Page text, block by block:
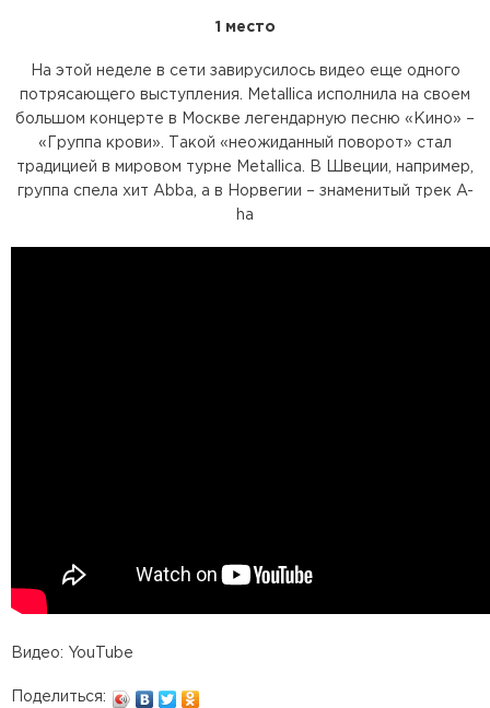
1 место
На этой неделе в сети завирусилось видео еще одного
потрясающего выступления. Metallica исполнила на своем
большом концерте в Москве легендарную песню «Кино» –
«Группа крови». Такой «неожиданный поворот» стал
традицией в мировом турне Metallica. В Швеции, например,
группа спела хит Abba, а в Норвегии – знаменитый трек A-
ha
Видео: YouTube
Поделиться: